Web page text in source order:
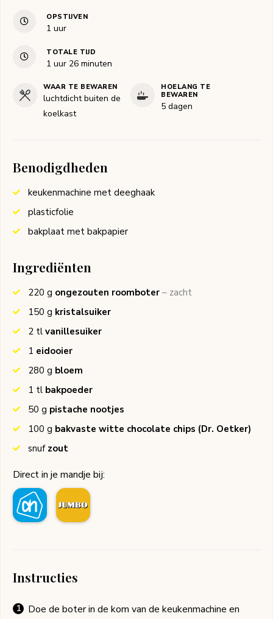
OPSTIJVEN
1 uur
uur
TOTALE TIJD
1 uur
uur 26minuten
minuten
WAAR TE BEWAREN
luchtdicht buiten de
koelkast
HOELANG TE
BEWAREN
5 dagen
Benodigdheden
keukenmachine met deeghaak
plasticfolie
bakplaat met bakpapier
Ingrediënten
220 g ongezouten roomboter – zacht
150 g kristalsuiker
2 tl vanillesuiker
1 eidooier
280 g bloem
1 tl bakpoeder
50 g pistache nootjes
100 g bakvaste witte chocolate chips (Dr. Oetker)
snuf zout
Direct in je mandje bij:
Instructies
Doe de boter in de kom van de keukenmachine en